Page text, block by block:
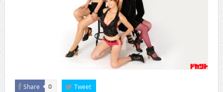
Share 0 Tweet